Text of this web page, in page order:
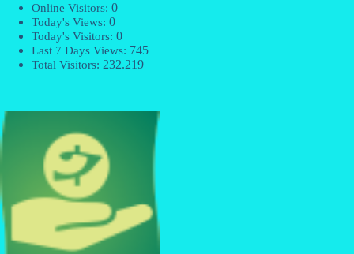
Online Visitors: 0
Today's Views: 0
Today's Visitors: 0
Last 7 Days Views: 745
Total Visitors: 232.219